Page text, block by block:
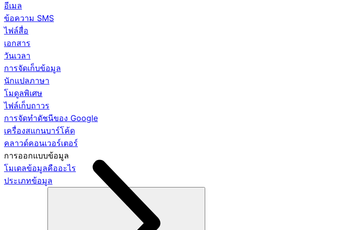
อีเมล
ข้อความ SMS
ไฟล์สื่อ
เอกสาร
วันเวลา
การจัดเก็บข้อมูล
นักแปลภาษา
โมดูลพิเศษ
ไฟล์เก็บถาวร
การจัดทำดัชนีของ Google
เครื่องสแกนบาร์โค้ด
คลาวด์คอนเวอร์เตอร์
การออกแบบข้อมูล
โมเดลข้อมูลคืออะไร
ประเภทข้อมูล